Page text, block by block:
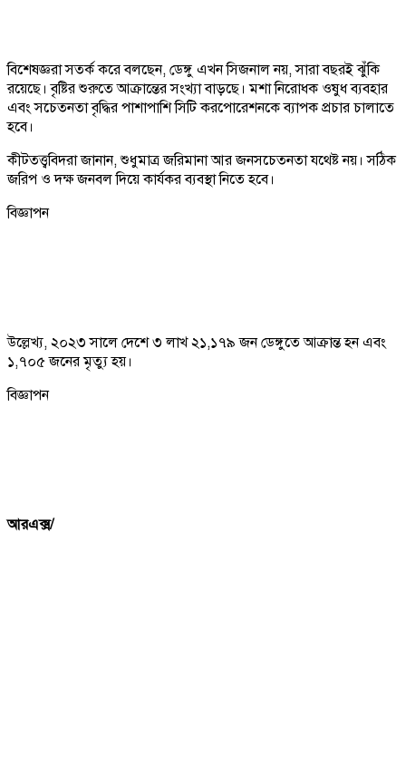
বিশেষজ্ঞরা সতর্ক করে বলছেন, ডেঙ্গু এখন সিজনাল নয়, সারা বছরই ঝুঁকি
রয়েছে। বৃষ্টির শুরুতে আক্রান্তের সংখ্যা বাড়ছে। মশা নিরোধক ওষুধ ব্যবহার
এবং সচেতনতা বৃদ্ধির পাশাপাশি সিটি করপোরেশনকে ব্যাপক প্রচার চালাতে
হবে।
কীটতত্ত্ববিদরা জানান, শুধুমাত্র জরিমানা আর জনসচেতনতা যথেষ্ট নয়। সঠিক
জরিপ ও দক্ষ জনবল দিয়ে কার্যকর ব্যবস্থা নিতে হবে।
বিজ্ঞাপন
উল্লেখ্য, ২০২৩ সালে দেশে ৩ লাখ ২১,১৭৯ জন ডেঙ্গুতে আক্রান্ত হন এবং
১,৭০৫ জনের মৃত্যু হয়।
বিজ্ঞাপন
আরএক্স/